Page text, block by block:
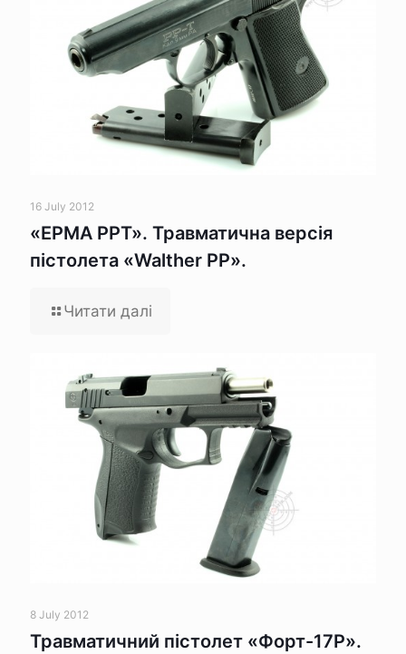
16 July 2012
«ЕРМА РРТ». Травматична версія
пістолета «Walther PP».
Читати далі
8 July 2012
Травматичний пістолет «Форт-17Р».